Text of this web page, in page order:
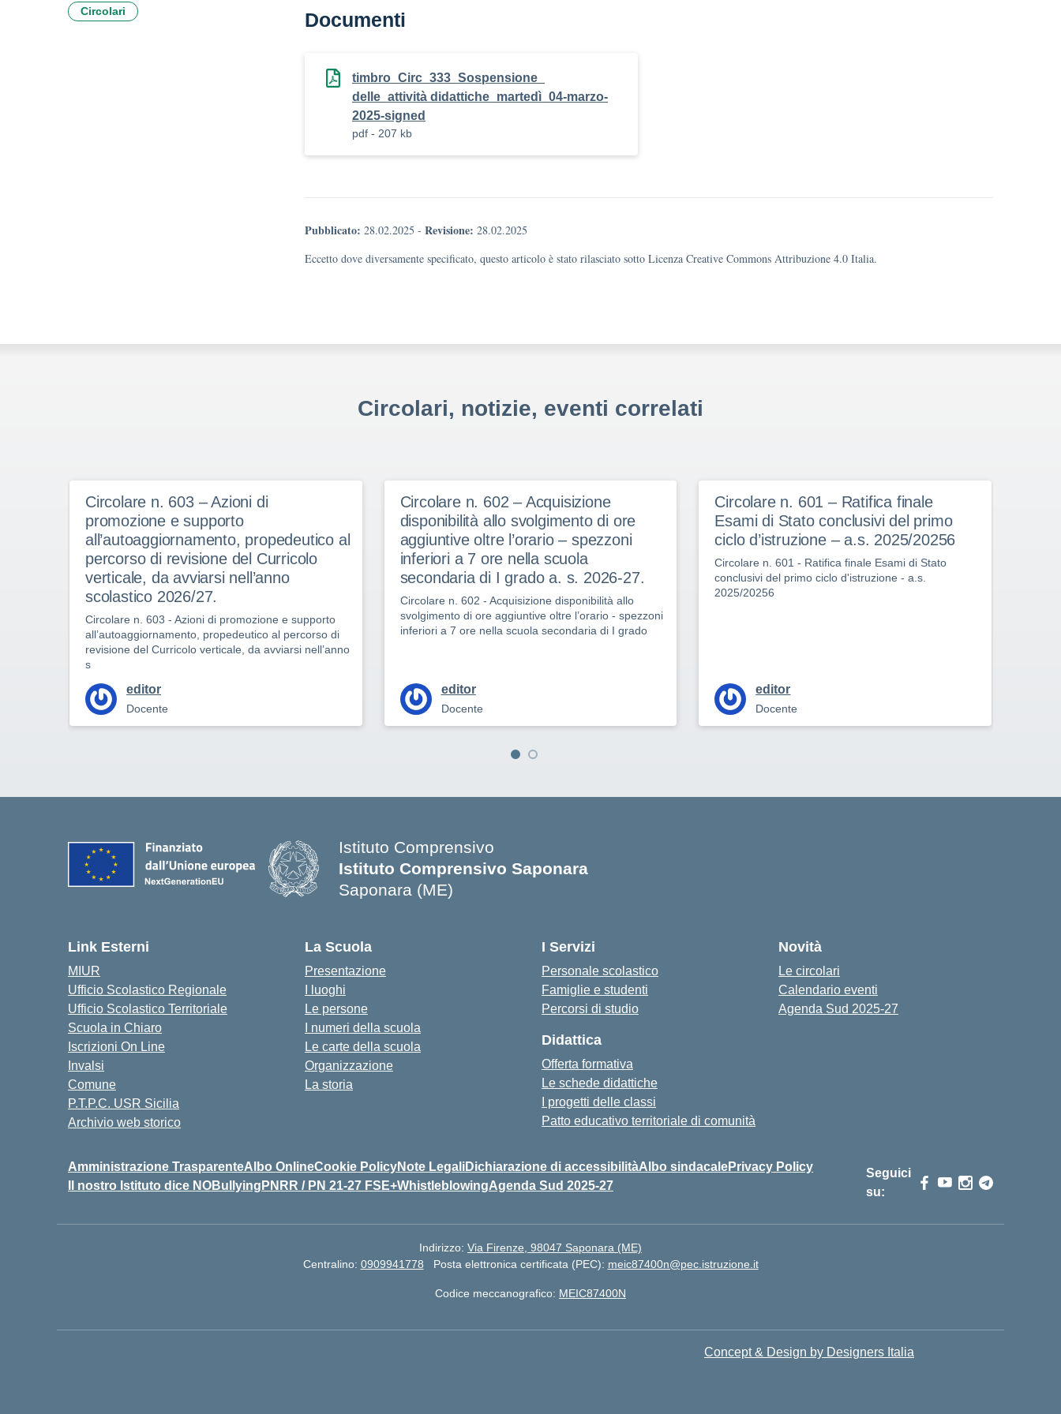
Documenti
timbro_Circ_333_Sospensione_
delle_attività didattiche_martedì_04-marzo-
2025-signed
pdf - 207 kb
Pubblicato: 28.02.2025 - Revisione: 28.02.2025
Eccetto dove diversamente specificato, questo articolo è stato rilasciato sotto Licenza Creative Commons Attribuzione 4.0 Italia.
Circolari
Circolari, notizie, eventi correlati
Circolare n. 603 – Azioni di
promozione e supporto
all’autoaggiornamento, propedeutico al
percorso di revisione del Curricolo
verticale, da avviarsi nell’anno
scolastico 2026/27.
Circolare n. 603 - Azioni di promozione e supporto
all’autoaggiornamento, propedeutico al percorso di
revisione del Curricolo verticale, da avviarsi nell’anno
s
editor
Docente
Circolare n. 602 – Acquisizione
disponibilità allo svolgimento di ore
aggiuntive oltre l’orario – spezzoni
inferiori a 7 ore nella scuola
secondaria di I grado a. s. 2026-27.
Circolare n. 602 - Acquisizione disponibilità allo
svolgimento di ore aggiuntive oltre l’orario - spezzoni
inferiori a 7 ore nella scuola secondaria di I grado
editor
Docente
Circolare n. 601 – Ratifica finale
Esami di Stato conclusivi del primo
ciclo d’istruzione – a.s. 2025/20256
Circolare n. 601 - Ratifica finale Esami di Stato
conclusivi del primo ciclo d'istruzione - a.s.
2025/20256
editor
Docente
Istituto Comprensivo
Istituto Comprensivo Saponara
Saponara (ME)
Link Esterni
MIUR
Ufficio Scolastico Regionale
Ufficio Scolastico Territoriale
Scuola in Chiaro
Iscrizioni On Line
Invalsi
Comune
P.T.P.C. USR Sicilia
Archivio web storico
La Scuola
Presentazione
I luoghi
Le persone
I numeri della scuola
Le carte della scuola
Organizzazione
La storia
I Servizi
Personale scolastico
Famiglie e studenti
Percorsi di studio
Didattica
Offerta formativa
Le schede didattiche
I progetti delle classi
Patto educativo territoriale di comunità
Novità
Le circolari
Calendario eventi
Agenda Sud 2025-27
Amministrazione TrasparenteAlbo OnlineCookie PolicyNote LegaliDichiarazione di accessibilitàAlbo sindacalePrivacy Policy
Il nostro Istituto dice NOBullying PNRR / PN 21-27 FSE+WhistleblowingAgenda Sud 2025-27
Seguici
su:
Indirizzo: Via Firenze, 98047 Saponara (ME)
Centralino: 0909941778 Posta elettronica certificata (PEC): meic87400n@pec.istruzione.it
Codice meccanografico: MEIC87400N
Concept & Design by Designers Italia